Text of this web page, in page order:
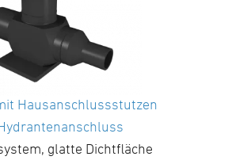
Hausanschlussstutzen
glatte Dichtfläche